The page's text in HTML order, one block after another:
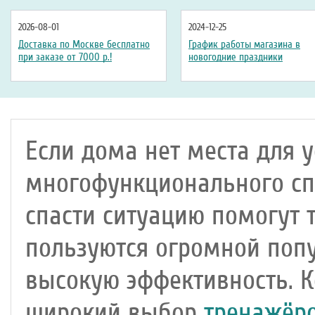
2026-08-01
Доставка по Москве бесплатно
при заказе от 7000 р.!
2024-12-25
График работы магазина в
новогодние праздники
Если дома нет места для
многофункционального
спасти ситуацию помогут
пользуются огромной
высокую эффективность.